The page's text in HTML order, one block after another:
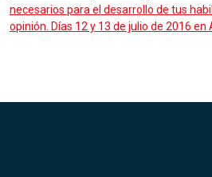
necesarios para el desarrollo de tus
opinión. Días 12 y 13 de julio de 2016 en